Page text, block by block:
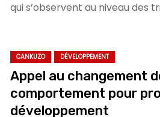
qui s’observent au niveau des
CANKUZO DÉVELOPPEMENT
Appel au changement
comportement pour
développement